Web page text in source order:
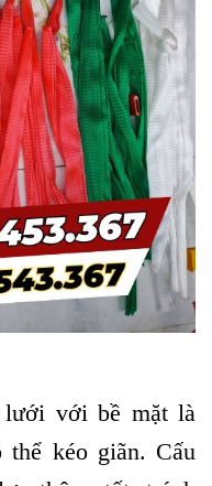
với bề mặt là
kéo giãn. Cấu